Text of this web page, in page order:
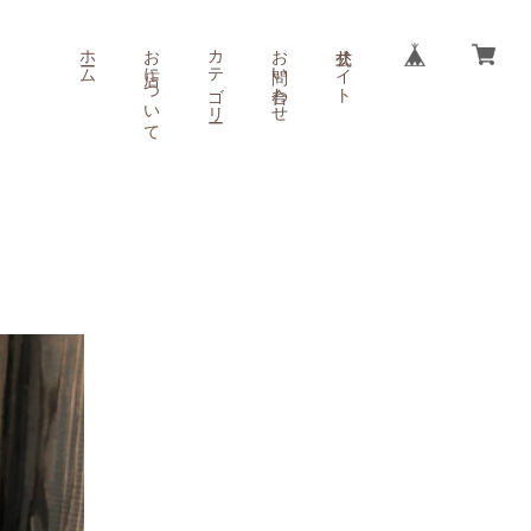
ホーム お店について カテゴリー お問い合わせ 公式サイト